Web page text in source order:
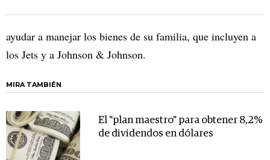
ayudar a manejar los bienes de su familia, que incluyen a
los Jets y a Johnson & Johnson.
MIRA TAMBIÉN
El "plan maestro" para obtener 8,2%
de dividendos en dólares